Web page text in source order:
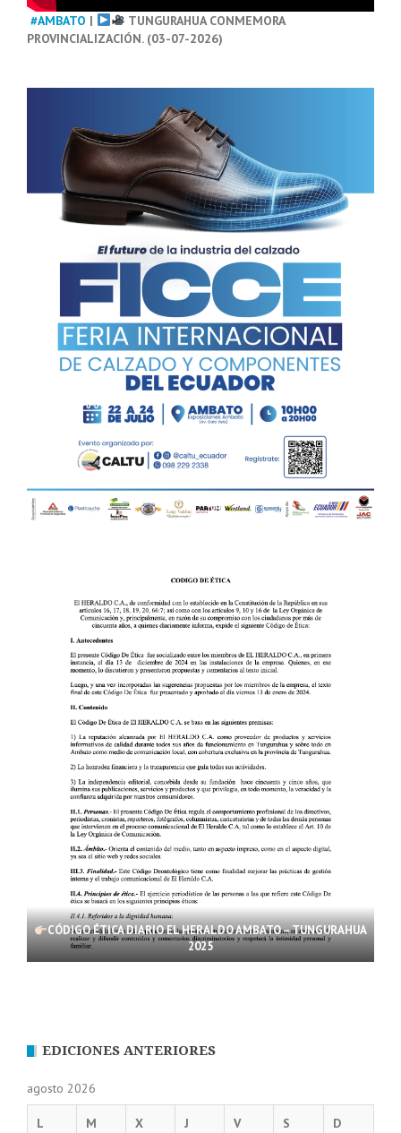
#AMBATO |
TUNGURAHUA CONMEMORA
PROVINCIALIZACIÓN. (03-07-2026)
CÓDIGO ÉTICA DIARIO EL HERALDO AMBATO – TUNGURAHUA
2025
EDICIONES ANTERIORES
agosto 2026
L M X J V S D